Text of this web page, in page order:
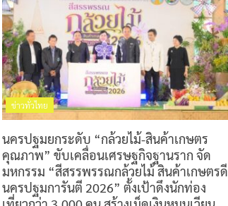
ข่าวทั่วไทย
นครปฐมยกระดับ “กล้วยไม้-สินค้าเกษตร
คุณภาพ” ขับเคลื่อนเศรษฐกิจฐานราก จัด
มหกรรม “สีสรรพรรณกล้วยไม้ สินค้าเกษตรดี
นครปฐมการันตี 2026” ตั้งเป้าดึงนักท่อง